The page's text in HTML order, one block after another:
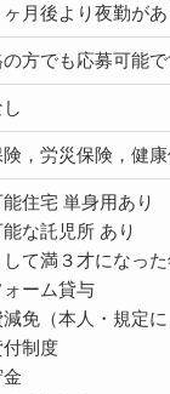
月後より夜勤があ
方でも応募可能で
，労災保険，健
住宅 単身用あり
な託児所 あり
て満３才になっ
ーム貸与
免（本人・規定に
制度